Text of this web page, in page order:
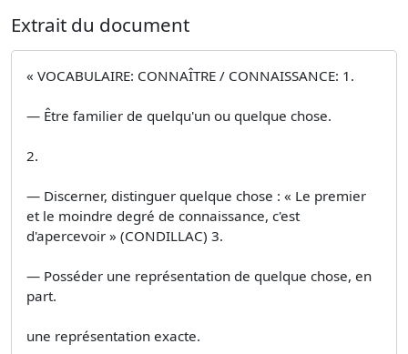
Extrait du document
« VOCABULAIRE: CONNAÎTRE / CONNAISSANCE: 1.
— Être familier de quelqu'un ou quelque chose.
2.
— Discerner, distinguer quelque chose : « Le premier
et le moindre degré de connaissance, c'est
d'apercevoir » (CONDILLAC) 3.
— Posséder une représentation de quelque chose, en
part.
une représentation exacte.